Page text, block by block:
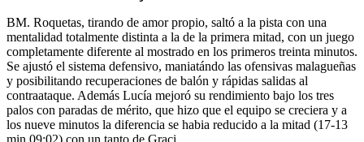
BM. Roquetas, tirando de amor propio, saltó a la pista con una
mentalidad totalmente distinta a la de la primera mitad, con un juego
completamente diferente al mostrado en los primeros treinta minutos.
Se ajustó el sistema defensivo, maniatándo las ofensivas malagueñas
y posibilitando recuperaciones de balón y rápidas salidas al
contraataque. Además Lucía mejoró su rendimiento bajo los tres
palos con paradas de mérito, que hizo que el equipo se creciera y a
los nueve minutos la diferencia se habia reducido a la mitad (17-13